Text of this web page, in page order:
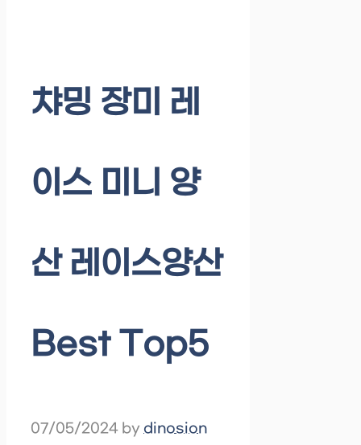
챠밍 장미 레
이스 미니 양
산 레이스양산
Best Top5
07/05/2024 by dinosion